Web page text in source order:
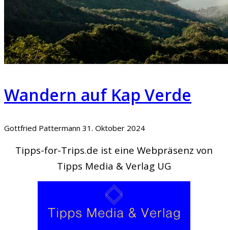
Wandern auf Kap Verde
Gottfried Pattermann 31. Oktober 2024
Tipps-for-Trips.de ist eine Webpräsenz von
Tipps Media & Verlag UG